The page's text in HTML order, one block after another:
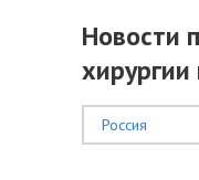
Новости
Россия